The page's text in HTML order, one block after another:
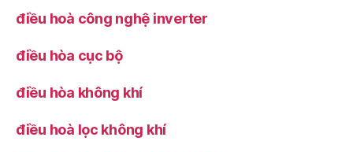
điều hoà công nghệ inverter
điều hòa cục bộ
điều hòa không khí
điều hoà lọc không khí